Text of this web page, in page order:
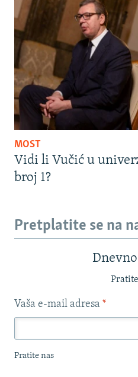
MOST
Vidi li Vučić u
broj 1?
Pretplatite se na
Vaša e-mail adresa *
Pratite nas